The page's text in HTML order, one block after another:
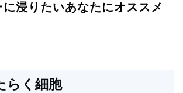
に浸りたいあなたにオススメ
らく細胞